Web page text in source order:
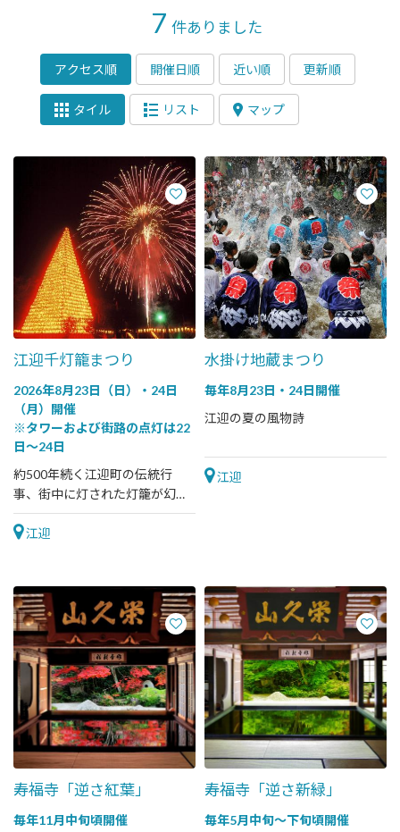
7 件ありました
アクセス順 開催日順 近い順 更新順
タイル リスト マップ
江迎千灯籠まつり
2026年8月23日（日）・24日
（月）開催
※タワーおよび街路の点灯は22
日～24日
約500年続く江迎町の伝統行
事、街中に灯された灯籠が幻想
的な世界へ誘う
江迎
水掛け地蔵まつり
毎年8月23日・24日開催
江迎の夏の風物詩
江迎
寿福寺「逆さ紅葉」
毎年11月中旬頃開催
寿福寺「逆さ新緑」
毎年5月中旬～下旬頃開催